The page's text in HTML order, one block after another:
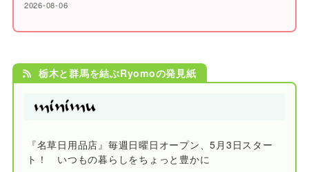
2026-08-06
栃木と群馬を結ぶRyomoの発見紙
『名草日用品店』毎週日曜日オープン、5月3日スター
ト！ いつもの暮らしをちょっと豊かに